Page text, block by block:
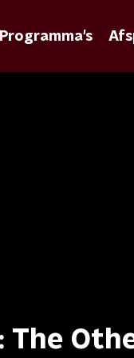
Programma's
The